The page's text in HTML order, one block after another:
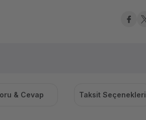
& Cevap Taksit Seçenekleri